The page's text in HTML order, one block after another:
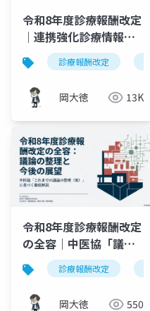
令和8年度診療報酬改定
｜連携強化診療情報提
供料の見直しを図解で
解説
診療報酬改定
岡大徳 13K
令和8年度診療報酬改定
の全容｜中医協「議論
の整理（案）」徹底解
説
診療報酬改定
岡大徳 550